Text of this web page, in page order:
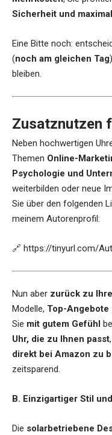
Sicherheit und
Eine Bitte noch:
(noch am gleichen Tag
bleiben.
Zusatznutzen
Neben hochwertigen
Themen Online-
Psychologie und
weiterbilden oder neue
Sie über den folgenden
meinem Autorenprofil:
🔗 https://tinyurl.com/
Nun aber zurück zu
Modelle, Top-Angebote
Sie mit gutem Gefühl
Uhr, die zu Ihnen passt
direkt bei Amazon zu
zeitsparend.
B. Einzigartiger Stil
Die solarbetriebene